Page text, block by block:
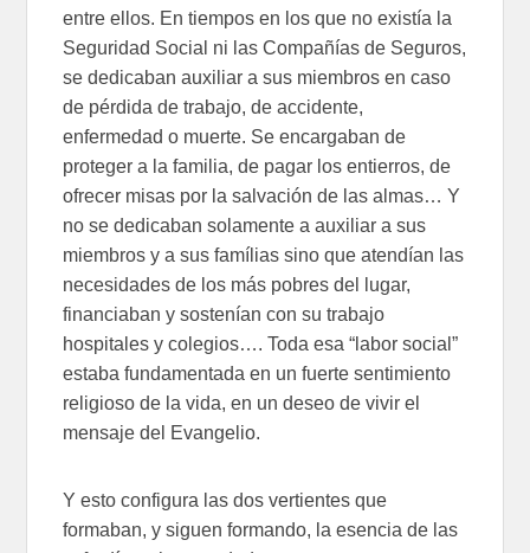
entre ellos. En tiempos en los que no existía la
Seguridad Social ni las Compañías de Seguros,
se dedicaban auxiliar a sus miembros en caso
de pérdida de trabajo, de accidente,
enfermedad o muerte. Se encargaban de
proteger a la familia, de pagar los entierros, de
ofrecer misas por la salvación de las almas… Y
no se dedicaban solamente a auxiliar a sus
miembros y a sus famílias sino que atendían las
necesidades de los más pobres del lugar,
financiaban y sostenían con su trabajo
hospitales y colegios…. Toda esa “labor social”
estaba fundamentada en un fuerte sentimiento
religioso de la vida, en un deseo de vivir el
mensaje del Evangelio.
Y esto configura las dos vertientes que
formaban, y siguen formando, la esencia de las